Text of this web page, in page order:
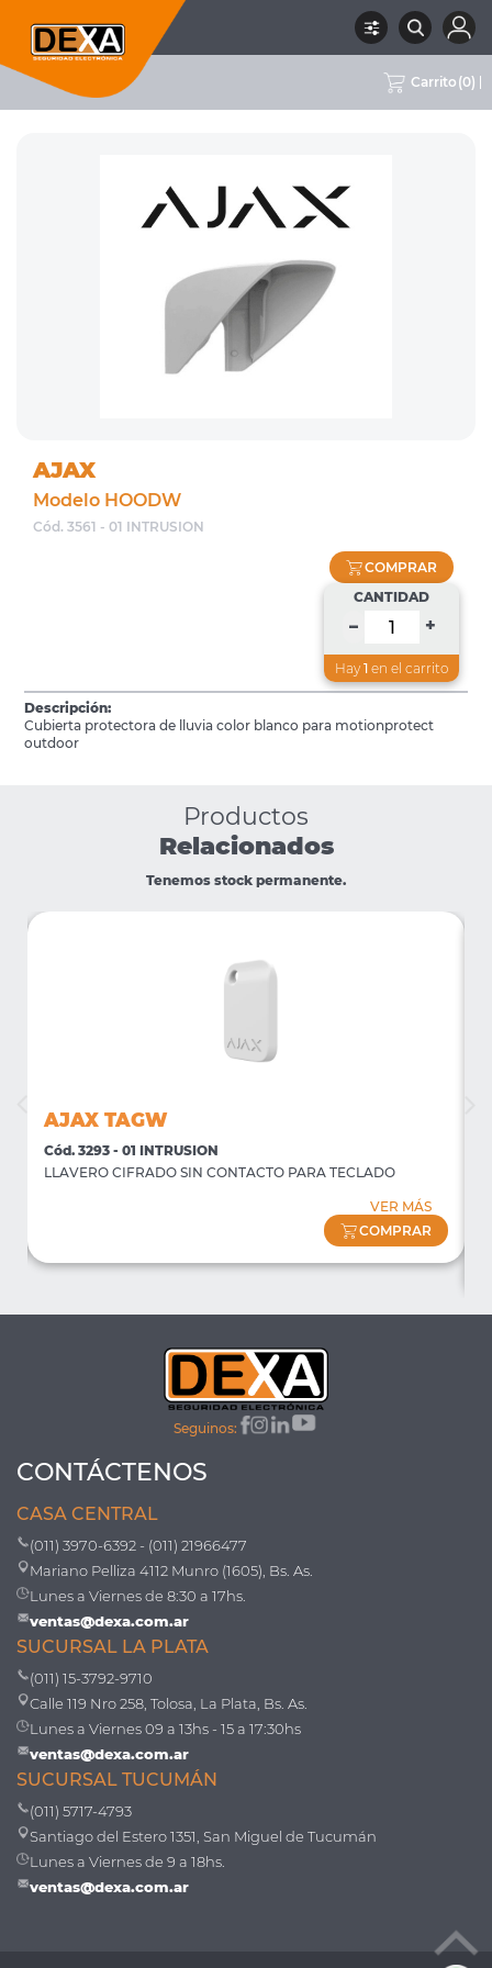
Carrito (0)
DETECTORES VARIOS, MÓDULOS
MARCA
AJAX
Modelo HOODW
Cód. 3561 - 01 INTRUSION
COMPRAR
CANTIDAD
– +
Hay 1 en el carrito
Descripción:
Cubierta protectora de lluvia color blanco para motionprotect
outdoor
Productos
Relacionados
Tenemos stock permanente.
AJAX TAGW
Cód. 3293 - 01 INTRUSION
LLAVERO CIFRADO SIN CONTACTO PARA TECLADO
VER MÁS
COMPRAR
Seguinos:
CONTÁCTENOS
CASA CENTRAL
(011) 3970-6392 - (011) 21966477
Mariano Pelliza 4112 Munro (1605), Bs. As.
Lunes a Viernes de 8:30 a 17hs.
ventas@dexa.com.ar
SUCURSAL LA PLATA
(011) 15-3792-9710
Calle 119 Nro 258, Tolosa, La Plata, Bs. As.
Lunes a Viernes 09 a 13hs - 15 a 17:30hs
ventas@dexa.com.ar
SUCURSAL TUCUMÁN
(011) 5717-4793
Santiago del Estero 1351, San Miguel de Tucumán
Lunes a Viernes de 9 a 18hs.
ventas@dexa.com.ar